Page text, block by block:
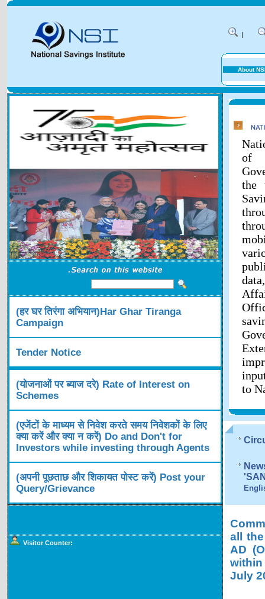
|
About
(हर घर तिरंगा अभियान)Har Ghar Tiranga
Campaign
Tender Notice
(योजनाओं पर ब्याज दरे) Rate of Interest on
Schemes
(एजेंटों के माध्यम से निवेश करते समय निवेशकों के लिए
क्या करें और क्या न करें) Do and Don't for
Investors while investing through Agents
(अपनी पूछताछ और शिकायत पोस्ट करें) Post your
Query/Grievance
Visitor Counter:
of
the
to
all
AD
July